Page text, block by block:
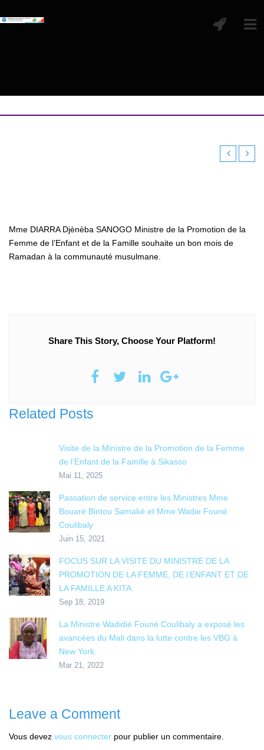
Mme DIARRA Djènèba SANOGO Ministre de la Promotion de la
Femme de l’Enfant et de la Famille souhaite un bon mois de
Ramadan à la communauté musulmane.
Share This Story, Choose Your Platform!
Related Posts
Visite de la Ministre de la Promotion de la Femme
de l’Enfant de la Famille à Sikasso
Mai 11, 2025
Passation de service entre les Ministres Mme
Bouaré Bintou Samaké et Mme Wadie Founé
Coulibaly
Juin 15, 2021
FOCUS SUR LA VISITE DU MINISTRE DE LA
PROMOTION DE LA FEMME, DE l’ENFANT ET DE
LA FAMILLE A KITA.
Sep 18, 2019
La Ministre Wadidié Founè Coulibaly a exposé les
avancées du Mali dans la lutte contre les VBG à
New York.
Mar 21, 2022
Leave a Comment
Vous devez vous connecter pour publier un commentaire.